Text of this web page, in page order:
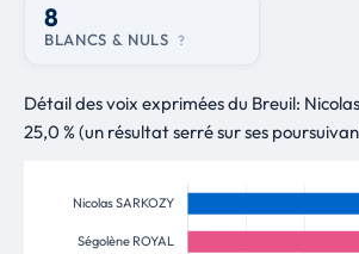
8
BLANCS & NULS ?
Détail des voix exprimées du Breuil:
25,0 % (un résultat serré sur ses